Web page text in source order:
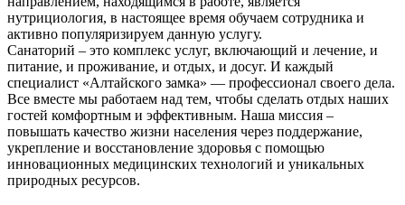
нутрициология, в настоящее время обучаем сотрудника и
активно популяризируем данную услугу.
Санаторий – это комплекс услуг, включающий и лечение, и
питание, и проживание, и отдых, и досуг. И каждый
специалист «Алтайского замка» — профессионал своего дела.
Все вместе мы работаем над тем, чтобы сделать отдых наших
гостей комфортным и эффективным. Наша миссия –
повышать качество жизни населения через поддержание,
укрепление и восстановление здоровья с помощью
инновационных медицинских технологий и уникальных
природных ресурсов.